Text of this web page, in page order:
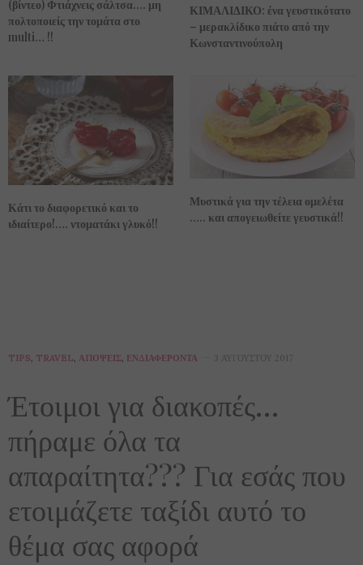
(βίντεο) Φτιάχνεις σάλτσα…. μη
πολτοποιείς την τομάτα στο
multi… !!
ΚΙΜΑΛΙΔΙΚΟ: ένα γευστικότατο
– μερακλίδικο πιάτο από την
Κωνσταντινούπολη
Κάτι το διαφορετικό και το
ιδιαίτερο!…. ντοματάκι γλυκό!!
Μυστικά για την τέλεια ομελέτα
….. και απογειωθείτε γευστικά!!
TIPS, TRAVEL, ΑΠΌΨΕΙΣ, ΕΝΔΙΑΦΈΡΟΝΤΑ 3 ΑΥΓΟΎΣΤΟΥ 2017
Έτοιμοι για διακοπές…
πήραμε όλα τα
απαραίτητα??? Για εσάς που
ετοιμάζετε ταξίδι αυτό το
θέμα σας αφορά